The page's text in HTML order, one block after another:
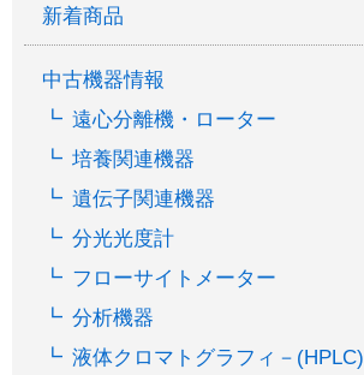
新着商品
中古機器情報
遠心分離機・ローター
培養関連機器
遺伝子関連機器
分光光度計
フローサイトメーター
分析機器
液体クロマトグラフィ－(HPLC)